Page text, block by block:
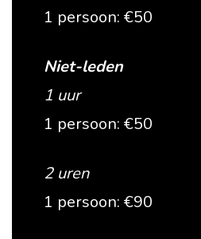
1 persoon: €50
Niet-leden
1 uur
1 persoon: €50
2 uren
1 persoon: €90